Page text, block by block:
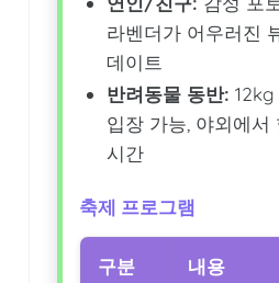
라벤더가 어우러진
데이트
반려동물 동반:
입장 가능, 야외에서
시간
축제 프로그램
구분 내용